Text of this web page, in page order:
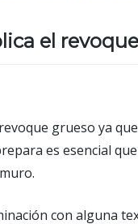
el
grueso ya
es esencial
con alguna